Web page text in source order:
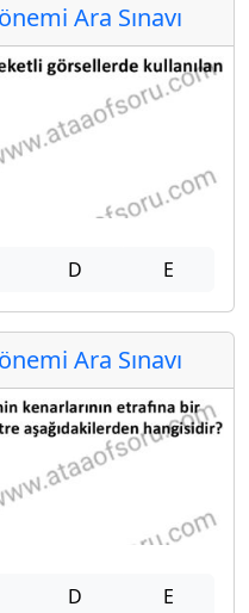
Ara Sınavı
D E
Ara Sınavı
D E